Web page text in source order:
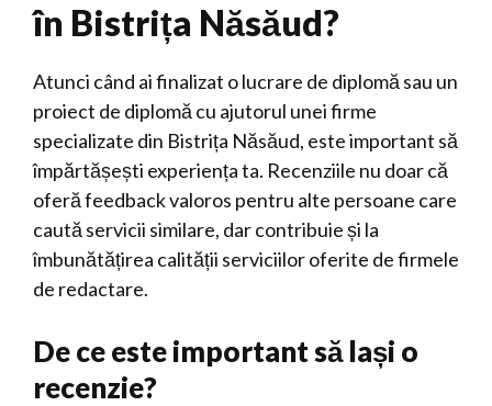
în Bistrița Năsăud?
Atunci când ai finalizat o lucrare de diplomă sau un
proiect de diplomă cu ajutorul unei firme
specializate din Bistrița Năsăud, este important să
împărtășești experiența ta. Recenziile nu doar că
oferă feedback valoros pentru alte persoane care
caută servicii similare, dar contribuie și la
îmbunătățirea calității serviciilor oferite de firmele
de redactare.
De ce este important să lași o
recenzie?